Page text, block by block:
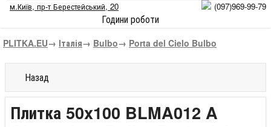
м.Київ, пр-т Берестейський, 20 (097)969-99-79
Години роботи
PLITKA.EU→ Італія→ Bulbo→ Porta del Cielo Bulbo
Назад
Плитка 50x100 BLMA012 A